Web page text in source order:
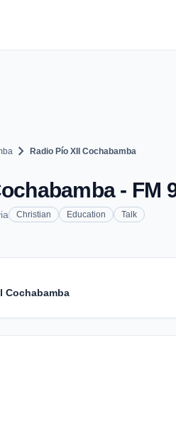
chevron_right Radio Pío XII Cochabamba
- FM
Christian Education Talk
Cochabamba